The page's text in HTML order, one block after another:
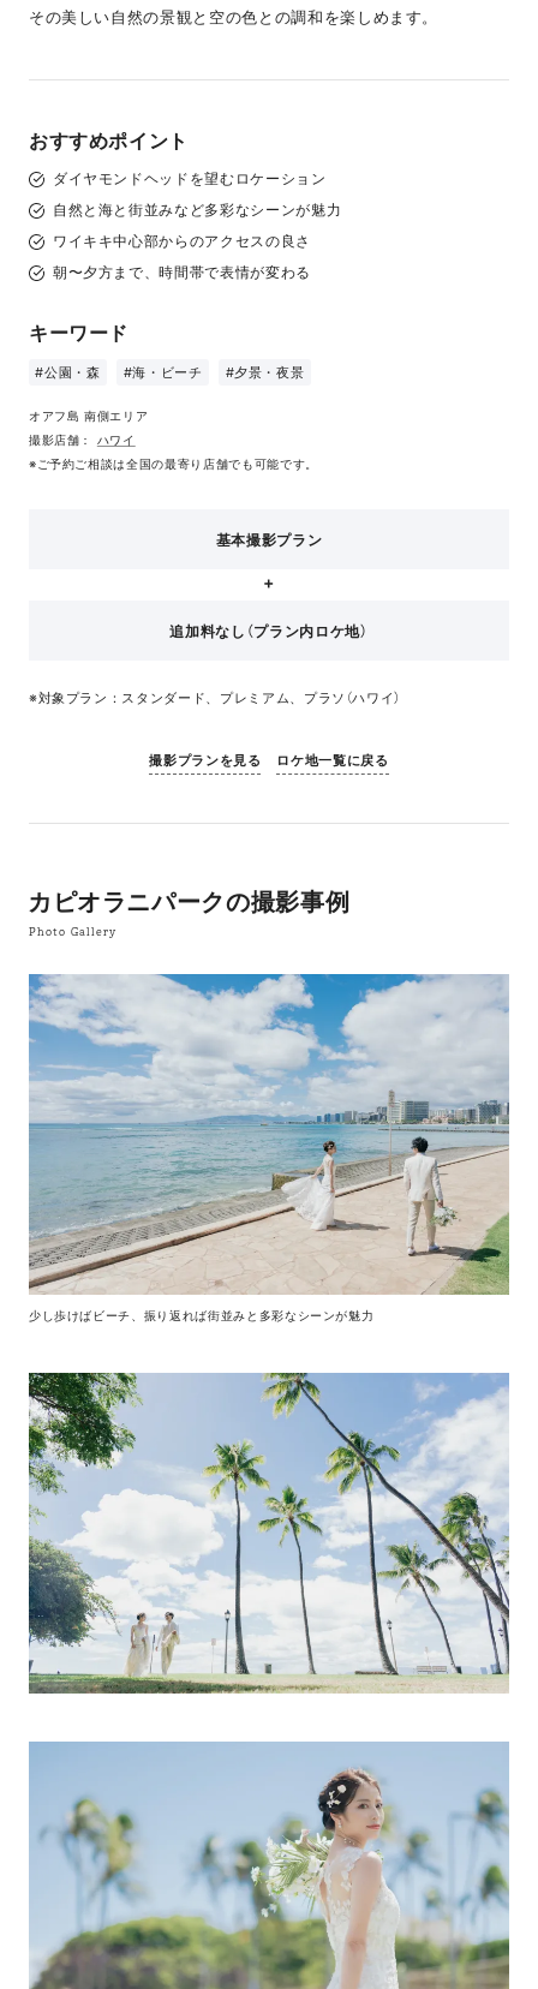
その美しい自然の景観と空の色との調和を楽しめます。
おすすめポイント
ダイヤモンドヘッドを望むロケーション
自然と海と街並みなど多彩なシーンが魅力
ワイキキ中心部からのアクセスの良さ
朝〜夕方まで、時間帯で表情が変わる
キーワード
#公園・森 #海・ビーチ #夕景・夜景
オアフ島 南側エリア
撮影店舗： ハワイ
※ご予約ご相談は全国の最寄り店舗でも可能です。
基本撮影プラン
追加料なし（プラン内ロケ地）
※対象プラン：スタンダード、プレミアム、プラソ（ハワイ）
撮影プランを見る ロケ地一覧に戻る
カピオラニパークの撮影事例
Photo Gallery
少し歩けばビーチ、振り返れば街並みと多彩なシーンが魅力